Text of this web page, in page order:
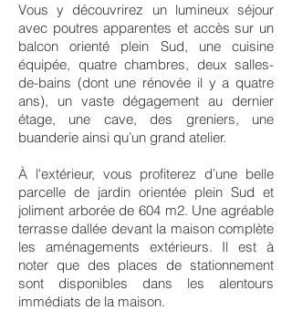
Vous y découvrirez un lumineux séjour
avec poutres apparentes et accès sur un
balcon orienté plein Sud, une cuisine
équipée, quatre chambres, deux salles-
de-bains (dont une rénovée il y a quatre
ans), un vaste dégagement au dernier
étage, une cave, des greniers, une
buanderie ainsi qu’un grand atelier.
À l'extérieur, vous profiterez d’une belle
parcelle de jardin orientée plein Sud et
joliment arborée de 604 m2. Une agréable
terrasse dallée devant la maison complète
les aménagements extérieurs. Il est à
noter que des places de stationnement
sont disponibles dans les alentours
immédiats de la maison.